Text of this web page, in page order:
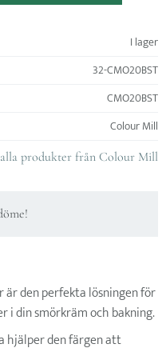
I lager
32-CMO20BST
CMO20BST
Colour Mill
produkter från Colour Mill
är den perfekta lösningen för
i din smörkräm och bakning.
hjälper den färgen att